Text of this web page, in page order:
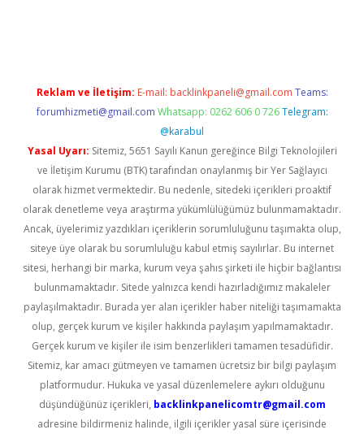
Reklam ve İletişim: E-mail: backlinkpaneli@gmail.com Teams:
forumhizmeti@gmail.com Whatsapp: 0262 606 0 726 Telegram:
@karabul
Yasal Uyarı: Sitemiz, 5651 Sayılı Kanun gereğince Bilgi Teknolojileri
ve İletişim Kurumu (BTK) tarafından onaylanmış bir Yer Sağlayıcı
olarak hizmet vermektedir. Bu nedenle, sitedeki içerikleri proaktif
olarak denetleme veya araştırma yükümlülüğümüz bulunmamaktadır.
Ancak, üyelerimiz yazdıkları içeriklerin sorumluluğunu taşımakta olup,
siteye üye olarak bu sorumluluğu kabul etmiş sayılırlar. Bu internet
sitesi, herhangi bir marka, kurum veya şahıs şirketi ile hiçbir bağlantısı
bulunmamaktadır. Sitede yalnızca kendi hazırladığımız makaleler
paylaşılmaktadır. Burada yer alan içerikler haber niteliği taşımamakta
olup, gerçek kurum ve kişiler hakkında paylaşım yapılmamaktadır.
Gerçek kurum ve kişiler ile isim benzerlikleri tamamen tesadüfidir.
Sitemiz, kar amacı gütmeyen ve tamamen ücretsiz bir bilgi paylaşım
platformudur. Hukuka ve yasal düzenlemelere aykırı olduğunu
düşündüğünüz içerikleri, backlinkpanelicomtr@gmail.com
adresine bildirmeniz halinde, ilgili içerikler yasal süre içerisinde